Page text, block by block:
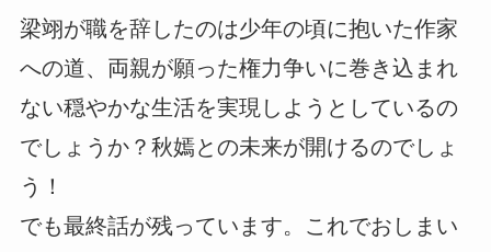
梁翊が職を辞したのは少年の頃に抱いた作家
への道、両親が願った権力争いに巻き込まれ
ない穏やかな生活を実現しようとしているの
でしょうか？秋嫣との未来が開けるのでしょ
う！
でも最終話が残っています。これでおしまい